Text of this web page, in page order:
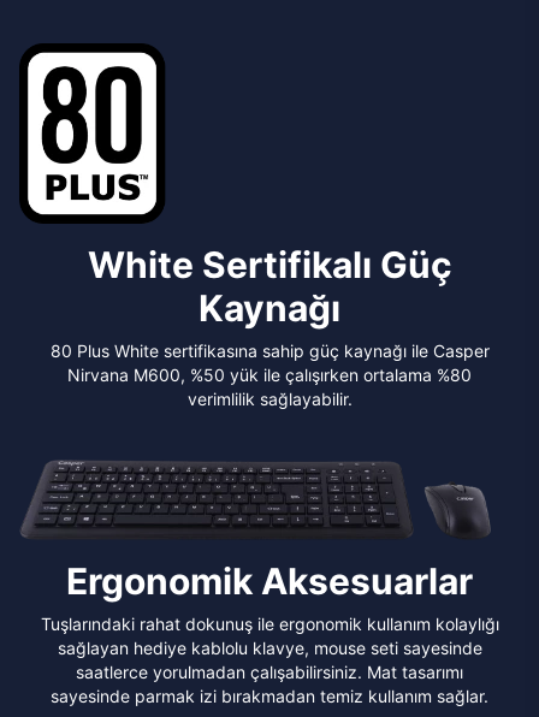
White Sertifikalı Güç
Kaynağı
80 Plus White sertifikasına sahip güç kaynağı ile Casper
Nirvana M600, %50 yük ile çalışırken ortalama %80
verimlilik sağlayabilir.
Ergonomik Aksesuarlar
Tuşlarındaki rahat dokunuş ile ergonomik kullanım kolaylığı
sağlayan hediye kablolu klavye, mouse seti sayesinde
saatlerce yorulmadan çalışabilirsiniz. Mat tasarımı
sayesinde parmak izi bırakmadan temiz kullanım sağlar.